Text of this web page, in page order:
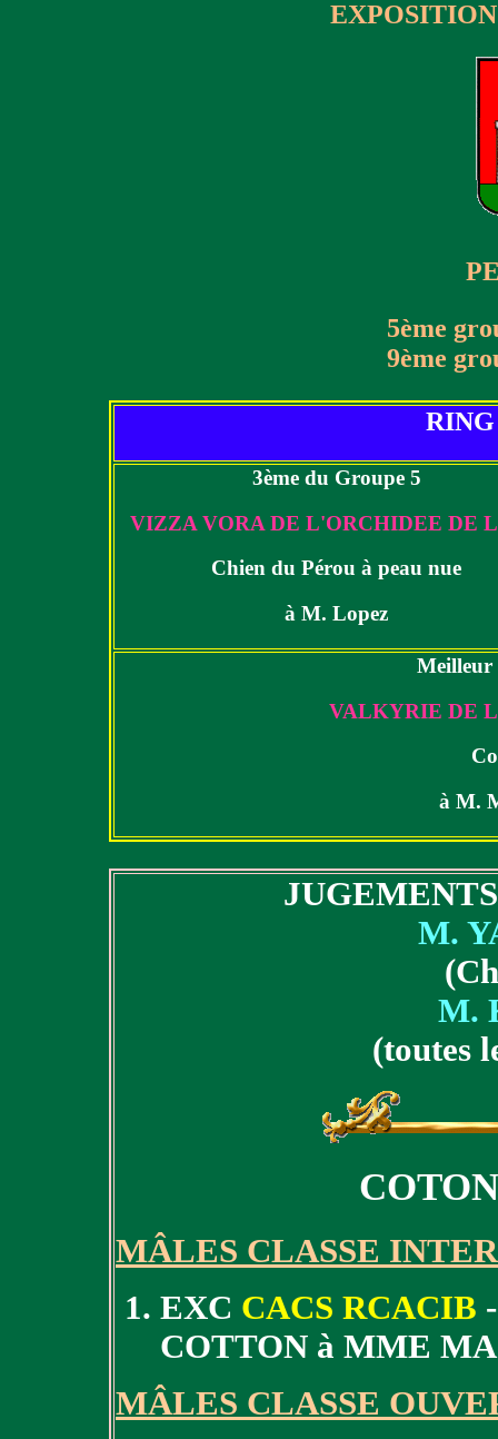
5ème
9ème
3ème du Groupe 5
VIZZA VORA DE L'ORCHIDEE DE
Chien du Pérou à peau nue
à M. Lopez
Meilleur
VALKYRIE DE
à M.
M.
M.
(toutes
MÂLES CLASSE
EXC CACS RCACIB
COTTON à MME
MÂLES CLASSE